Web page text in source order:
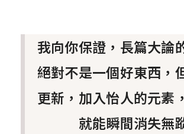
我向你保證，長篇大論
絕對不是一個好東西，
更新，加入怡人的元素
就能瞬間消失無